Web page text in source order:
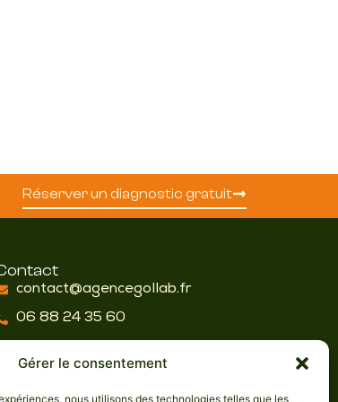
Gérer le consentement
nous utilisons des technologies telles que les
Réserver un diagnostic gratuit
contact@agencegollab.fr
06 88 24 35 60